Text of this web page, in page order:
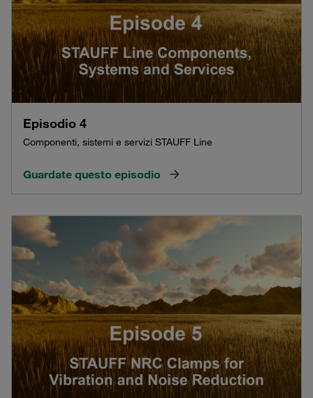
Episodio 4
Componenti, sistemi e servizi STAUFF Line
Guardate questo episodio